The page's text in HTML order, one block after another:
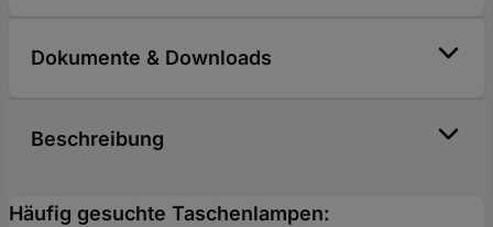
Dokumente & Downloads
Beschreibung
Häufig gesuchte Taschenlampen: